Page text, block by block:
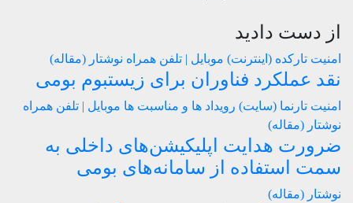
از دست دادید
امنیت تارکده (اینترنت) موبایل | تلفن همراه نوشتار (مقاله)
نقد عملکرد فناوران برای زیستبوم بومی
امنیت تارنما (سایت) رویداد ها و مناسبت ها موبایل | تلفن همراه
نوشتار (مقاله)
ضرورت هدایت اپلیکیشن‌های داخلی به
سمت استفاده از سامانه‌های بومی
نوشتار (مقاله)